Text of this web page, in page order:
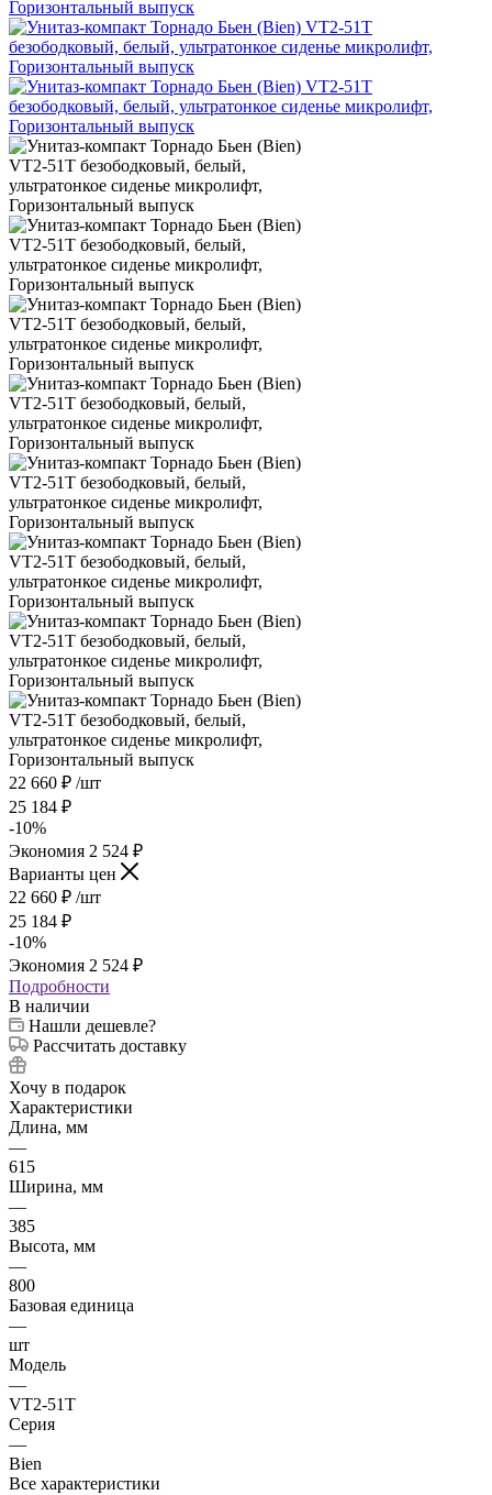
22 660 ₽ /шт
25 184 ₽
-10%
Экономия 2 524 ₽
Варианты цен
22 660 ₽ /шт
25 184 ₽
-10%
Экономия 2 524 ₽
Подробности
В наличии
Нашли дешевле?
Рассчитать доставку
Хочу в подарок
Характеристики
Длина, мм
—
615
Ширина, мм
—
385
Высота, мм
—
800
Базовая единица
—
шт
Модель
—
VT2-51T
Серия
—
Bien
Все характеристики